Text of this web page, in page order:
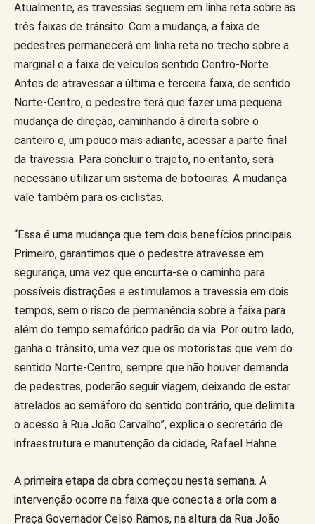
Atualmente, as travessias seguem em linha reta sobre as
três faixas de trânsito. Com a mudança, a faixa de
pedestres permanecerá em linha reta no trecho sobre a
marginal e a faixa de veículos sentido Centro-Norte.
Antes de atravessar a última e terceira faixa, de sentido
Norte-Centro, o pedestre terá que fazer uma pequena
mudança de direção, caminhando à direita sobre o
canteiro e, um pouco mais adiante, acessar a parte final
da travessia. Para concluir o trajeto, no entanto, será
necessário utilizar um sistema de botoeiras. A mudança
vale também para os ciclistas.
“Essa é uma mudança que tem dois benefícios principais.
Primeiro, garantimos que o pedestre atravesse em
segurança, uma vez que encurta-se o caminho para
possíveis distrações e estimulamos a travessia em dois
tempos, sem o risco de permanência sobre a faixa para
além do tempo semafórico padrão da via. Por outro lado,
ganha o trânsito, uma vez que os motoristas que vem do
sentido Norte-Centro, sempre que não houver demanda
de pedestres, poderão seguir viagem, deixando de estar
atrelados ao semáforo do sentido contrário, que delimita
o acesso à Rua João Carvalho”, explica o secretário de
infraestrutura e manutenção da cidade, Rafael Hahne.
A primeira etapa da obra começou nesta semana. A
intervenção ocorre na faixa que conecta a orla com a
Praça Governador Celso Ramos, na altura da Rua João